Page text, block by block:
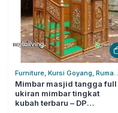
Furniture, Kursi Goyang, Rumah
Tangga
Mimbar masjid tangga full
ukiran mimbar tingkat
kubah terbaru – DP